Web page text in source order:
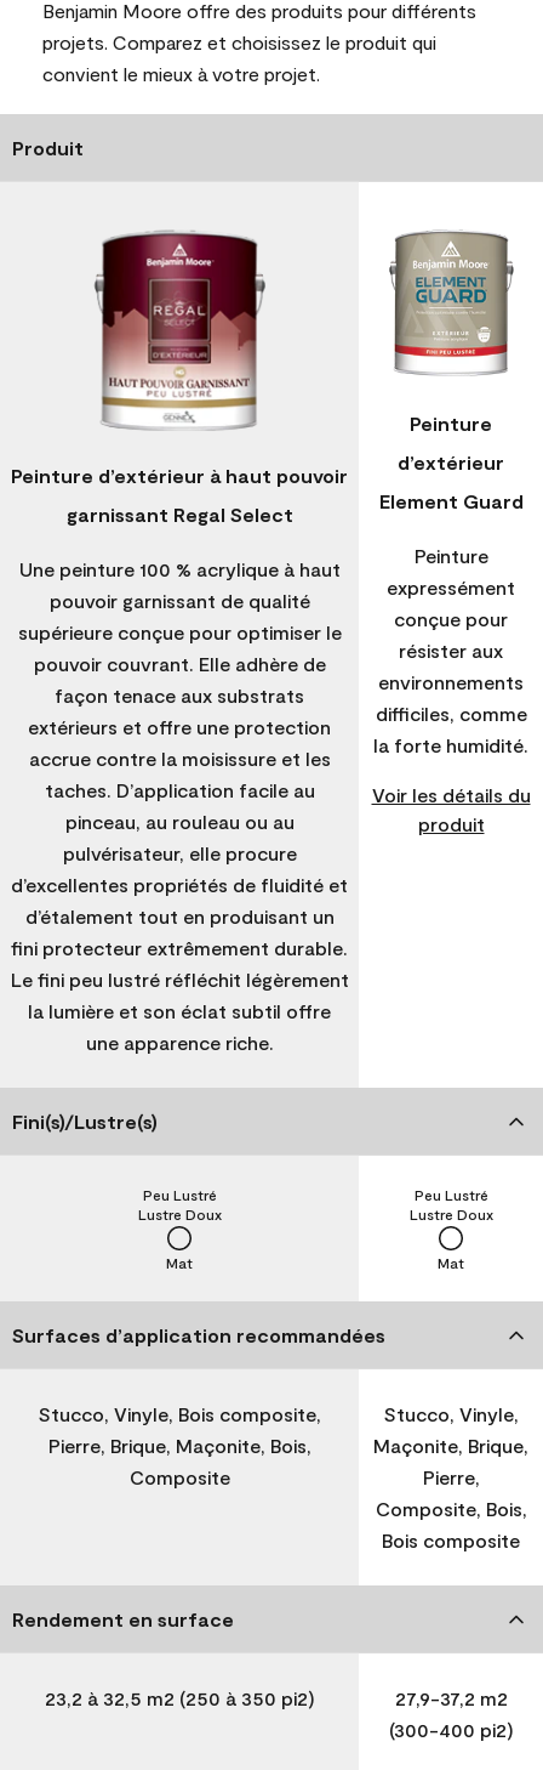
Benjamin Moore offre des produits pour différents
projets. Comparez et choisissez le produit qui
convient le mieux à votre projet.
Produit
Peinture d’extérieur à haut pouvoir
garnissant Regal Select
Une peinture 100 % acrylique à haut
pouvoir garnissant de qualité
supérieure conçue pour optimiser le
pouvoir couvrant. Elle adhère de
façon tenace aux substrats
extérieurs et offre une protection
accrue contre la moisissure et les
taches. D’application facile au
pinceau, au rouleau ou au
pulvérisateur, elle procure
d’excellentes propriétés de fluidité et
d’étalement tout en produisant un
fini protecteur extrêmement durable.
Le fini peu lustré réfléchit légèrement
la lumière et son éclat subtil offre
une apparence riche.
Peinture
d’extérieur
Element Guard
Peinture
expressément
conçue pour
résister aux
environnements
difficiles, comme
la forte humidité.
Voir les détails du
produit
Fini(s)/Lustre(s)
Mat
Lustre Doux
Peu Lustré
Mat
Lustre Doux
Peu Lustré
Surfaces d’application recommandées
Stucco, Vinyle, Bois composite,
Pierre, Brique, Maçonite, Bois,
Composite
Stucco, Vinyle,
Maçonite, Brique,
Pierre,
Composite, Bois,
Bois composite
Rendement en surface
23,2 à 32,5 m2 (250 à 350 pi2)
27,9-37,2 m2
(300-400 pi2)